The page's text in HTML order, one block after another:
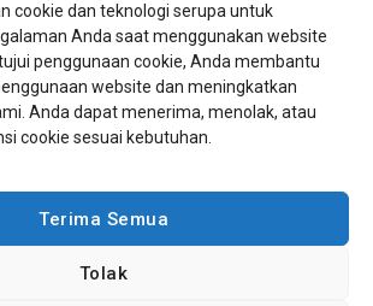
cookie dan teknologi serupa untuk
Anda saat menggunakan website
penggunaan cookie, Anda membantu
website dan meningkatkan
Anda dapat menerima, menolak, atau
cookie sesuai kebutuhan.
Terima Semua
Tolak
Sukabumi
Barat
Selatan